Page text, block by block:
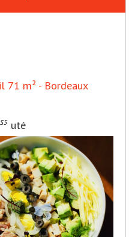
71 m² - Bordeaux